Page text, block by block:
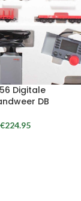
Digitale
DB
€224.95